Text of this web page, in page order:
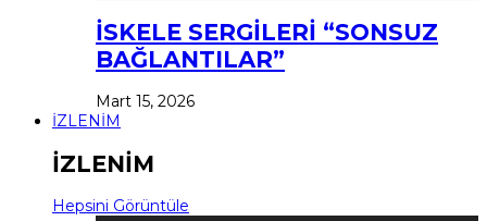
İSKELE SERGİLERİ “SONSUZ
BAĞLANTILAR”
Mart 15, 2026
İZLENİM
İZLENİM
Hepsini Görüntüle